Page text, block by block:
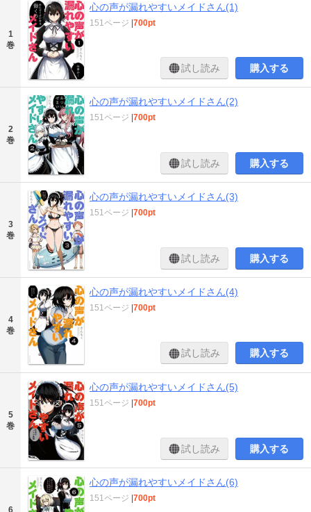
1
巻
心の声が漏れやすいメイドさん(1)
151ページ |700pt
試し読み 購入する
2
巻
心の声が漏れやすいメイドさん(2)
151ページ |700pt
試し読み 購入する
3
巻
心の声が漏れやすいメイドさん(3)
151ページ |700pt
試し読み 購入する
4
巻
心の声が漏れやすいメイドさん(4)
151ページ |700pt
試し読み 購入する
5
巻
心の声が漏れやすいメイドさん(5)
151ページ |700pt
試し読み 購入する
6
心の声が漏れやすいメイドさん(6)
151ページ |700pt